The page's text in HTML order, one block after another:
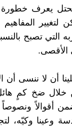
يعرف
لتغيير
التي تصبح
الأقصى.
أن لا ننسى أن
خلال ضخ كمٍ هائل
أقوالاً
وعينا وكيّه،